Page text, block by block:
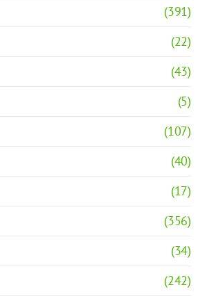
(391)
(22)
(43)
(5)
(107)
(40)
(17)
(356)
(34)
(242)